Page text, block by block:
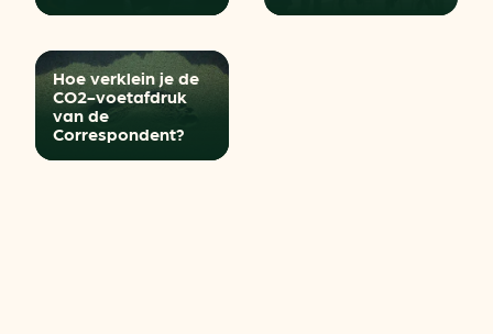
Hoe verklein je de
CO2-voetafdruk
van de
Correspondent?